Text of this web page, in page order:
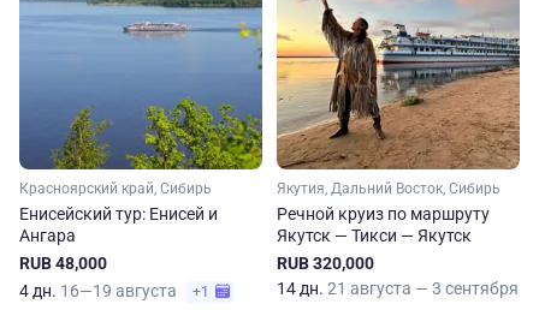
Красноярский край, Сибирь
Енисейский тур: Енисей и
Ангара
RUB 48,000
4 дн. 16—19 августа +1
Якутия, Дальний Восток, Сибирь
Речной круиз по маршруту
Якутск — Тикси — Якутск
RUB 320,000
14 дн. 21 августа — 3 сентября